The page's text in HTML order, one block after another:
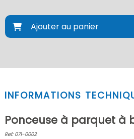
Ajouter au panier
INFORMATIONS
Ponceuse à parquet à
Ref: 071-0002